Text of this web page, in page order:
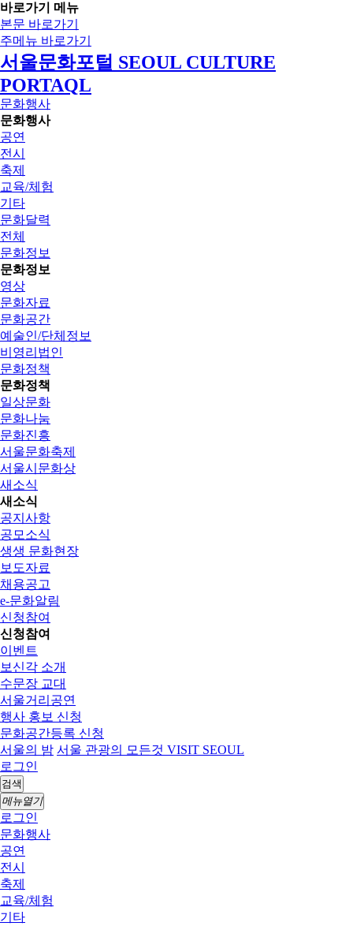
바로가기 메뉴
본문 바로가기
주메뉴 바로가기
서울문화포털 SEOUL CULTURE
PORTAQL
문화행사
문화행사
공연
전시
축제
교육/체험
기타
문화달력
전체
문화정보
문화정보
영상
문화자료
문화공간
예술인/단체정보
비영리법인
문화정책
문화정책
일상문화
문화나눔
문화진흥
서울문화축제
서울시문화상
새소식
새소식
공지사항
공모소식
생생 문화현장
보도자료
채용공고
e-문화알림
신청참여
신청참여
이벤트
보신각 소개
수문장 교대
서울거리공연
행사 홍보 신청
문화공간등록 신청
서울의 밤 서울 관광의 모든것 VISIT SEOUL
로그인
검색
메뉴열기
로그인
문화행사
공연
전시
축제
교육/체험
기타